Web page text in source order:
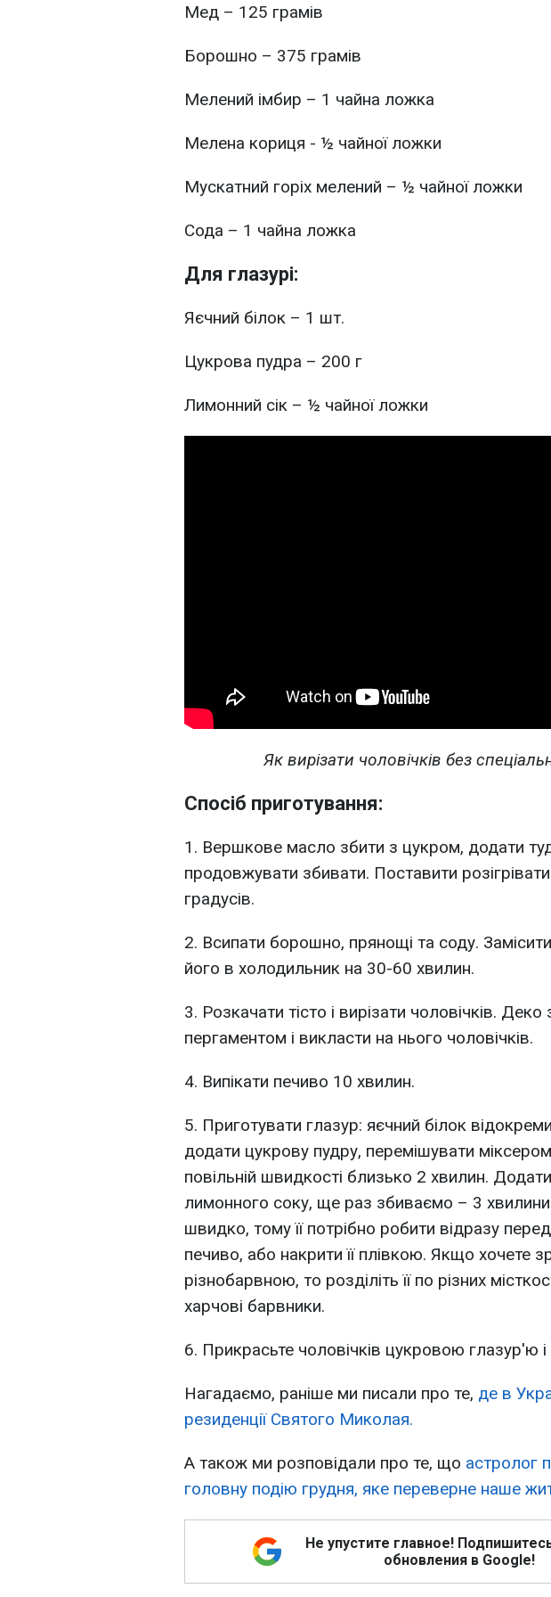
Мед – 125 грамів
Борошно – 375 грамів
Мелений імбир – 1 чайна ложка
Мелена кориця - ½ чайної ложки
Мускатний горіх мелений – ½ чайної ложки
Сода – 1 чайна ложка
Для глазурі:
Яєчний білок – 1 шт.
Цукрова пудра – 200 г
Лимонний сік – ½ чайної ложки
Як вирізати чоловічків без
Спосіб приготування:
1. Вершкове масло збити з цукром, додати
продовжувати збивати. Поставити
градусів.
2. Всипати борошно, прянощі та соду. Замісити
його в холодильник на 30-60 хвилин.
3. Розкачати тісто і вирізати чоловічків. Деко
пергаментом і викласти на нього чоловічків.
4. Випікати печиво 10 хвилин.
5. Приготувати глазур: яєчний білок
додати цукрову пудру, перемішувати
повільній швидкості близько 2 хвилин.
лимонного соку, ще раз збиваємо – 3
швидко, тому її потрібно робити відразу
печиво, або накрити її плівкою. Якщо хочете
різнобарвною, то розділіть її по різних
харчові барвники.
6. Прикрасьте чоловічків цукровою глазур'ю
Нагадаємо, раніше ми писали про те, де в
резиденції Святого Миколая.
А також ми розповідали про те, що астролог
головну подію грудня, яке переверне наше
Не упустите главное!
обновления в Google!